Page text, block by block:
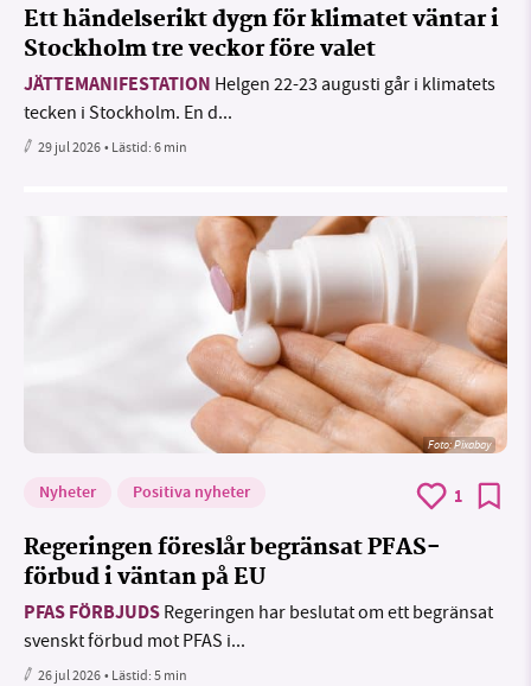
Ett händelserikt dygn för klimatet väntar i
Stockholm tre veckor före valet
JÄTTEMANIFESTATION Helgen 22-23 augusti går i klimatets
tecken i Stockholm. En d...
29 jul 2026• Lästid:6 min
Foto:Pixabay
Nyheter Positiva nyheter 1
Regeringen föreslår begränsat PFAS-
förbud i väntan på EU
PFAS FÖRBJUDS Regeringen har beslutat om ett begränsat
svenskt förbud mot PFAS i...
26 jul 2026• Lästid:5 min